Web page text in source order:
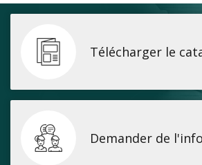
Télécharger le
Demander de